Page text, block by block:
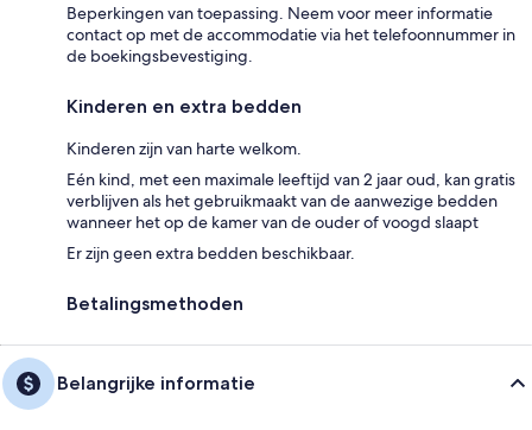
Beperkingen van toepassing. Neem voor meer informatie
contact op met de accommodatie via het telefoonnummer in
de boekingsbevestiging.
Kinderen en extra bedden
Kinderen zijn van harte welkom.
Eén kind, met een maximale leeftijd van 2 jaar oud, kan gratis
verblijven als het gebruikmaakt van de aanwezige bedden
wanneer het op de kamer van de ouder of voogd slaapt
Er zijn geen extra bedden beschikbaar.
Betalingsmethoden
Belangrijke informatie